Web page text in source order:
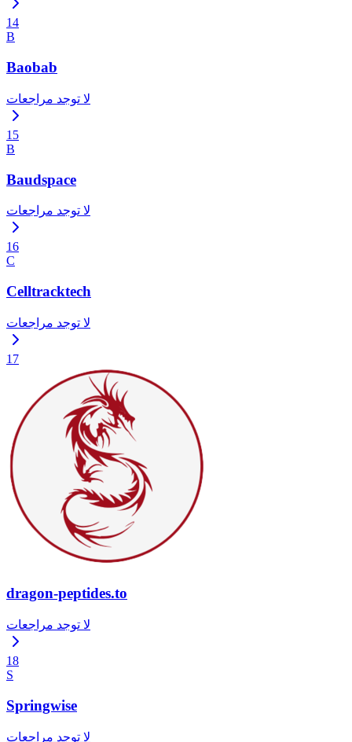
14
B
Baobab
لا توجد مراجعات
15
B
Baudspace
لا توجد مراجعات
16
C
Celltracktech
لا توجد مراجعات
17
dragon-peptides.to
لا توجد مراجعات
18
S
Springwise
لا توجد مراجعات